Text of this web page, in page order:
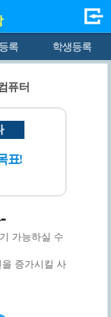
록 학생등록
퓨터
표!
가능하실 수
증가시킬 사